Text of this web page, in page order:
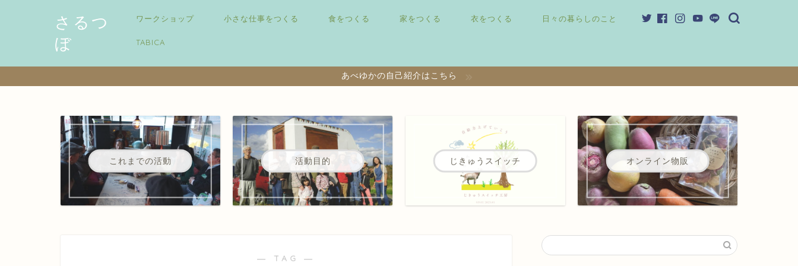
さるつ
ぼ
ワークショップ 小さな仕事をつくる 食をつくる 家をつくる 衣をつくる 日々の暮らしのこと
TABICA
あべゆかの自己紹介はこちら
これまでの活動 活動目的 じきゅうスイッチ オンライン物販
― TAG ―